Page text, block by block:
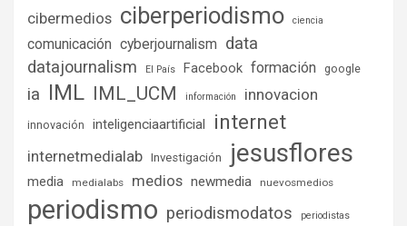
cibermedios ciberperiodismo ciencia
comunicación cyberjournalism data
datajournalism El País Facebook formación google
ia IML IML_UCM información innovacion
innovación inteligenciaartificial internet
internetmedialab Investigación jesusflores
media medialabs medios newmedia nuevosmedios
periodismo periodismodatos
periodistas